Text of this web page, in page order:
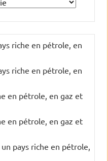
riche en pétrole, en
riche en pétrole, en
en pétrole, en gaz et
en pétrole, en gaz et
un pays riche en pétrole,